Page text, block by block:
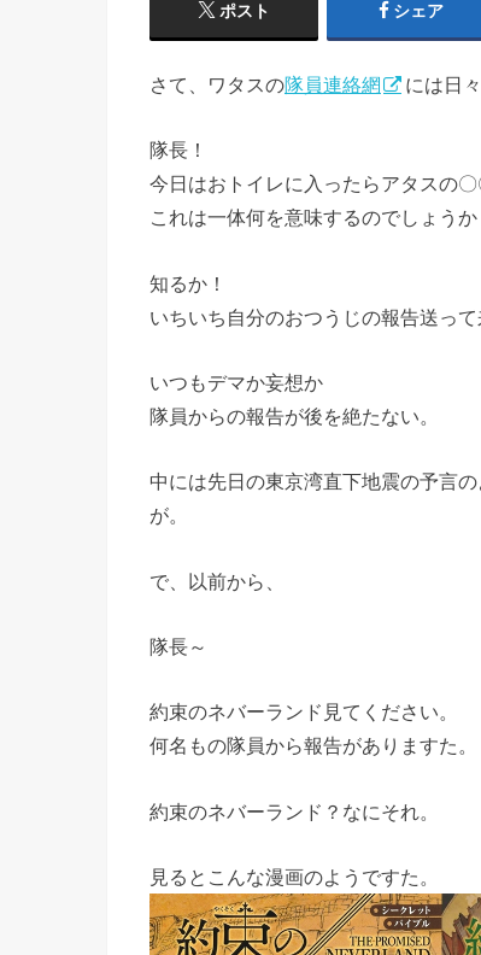
ポスト シェア
さて、ワタスの隊員連絡網 には日
隊長！
今日はおトイレに入ったらアタスの
これは一体何を意味するのでしょうか
知るか！
いちいち自分のおつうじの報告送って
いつもデマか妄想か
隊員からの報告が後を絶たない。
中には先日の東京湾直下地震の予言
が。
で、以前から、
隊長～
約束のネバーランド見てください。
何名もの隊員から報告がありますた。
約束のネバーランド？なにそれ。
見るとこんな漫画のようですた。